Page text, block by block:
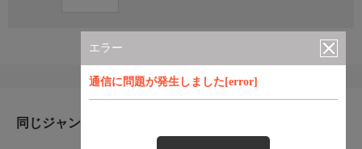
エラー
通信に問題が発生しました[error]
同じジャンルのおすすめ番組